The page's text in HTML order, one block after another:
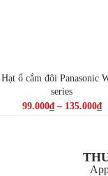
Hạt ổ cắm đôi Panasonic
series
99.000₫ – 135.000₫